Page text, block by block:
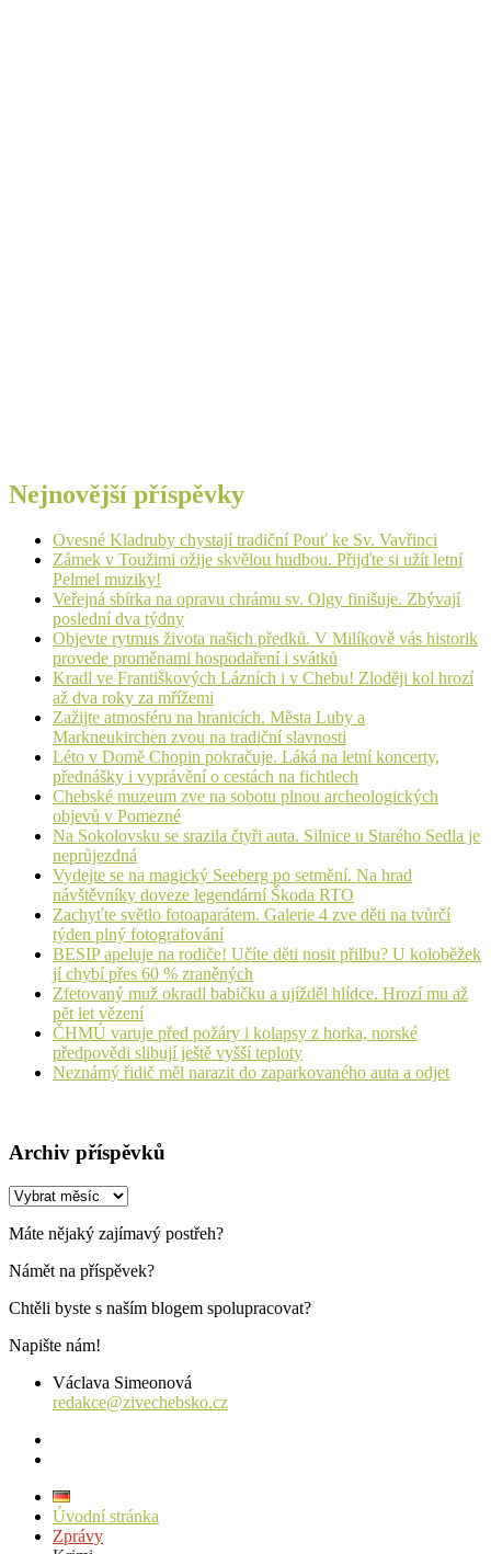
Nejnovější příspěvky
Ovesné Kladruby chystají tradiční Pouť ke Sv. Vavřinci
Zámek v Toužimi ožije skvělou hudbou. Přijďte si užít letní
Pelmel muziky!
Veřejná sbírka na opravu chrámu sv. Olgy finišuje. Zbývají
poslední dva týdny
Objevte rytmus života našich předků. V Milíkově vás historik
provede proměnami hospodaření i svátků
Kradl ve Františkových Lázních i v Chebu! Zloději kol hrozí
až dva roky za mřížemi
Zažijte atmosféru na hranicích. Města Luby a
Markneukirchen zvou na tradiční slavnosti
Léto v Domě Chopin pokračuje. Láká na letní koncerty,
přednášky i vyprávění o cestách na fichtlech
Chebské muzeum zve na sobotu plnou archeologických
objevů v Pomezné
Na Sokolovsku se srazila čtyři auta. Silnice u Starého Sedla je
neprůjezdná
Vydejte se na magický Seeberg po setmění. Na hrad
návštěvníky doveze legendární Škoda RTO
Zachyťte světlo fotoaparátem. Galerie 4 zve děti na tvůrčí
týden plný fotografování
BESIP apeluje na rodiče! Učíte děti nosit přilbu? U koloběžek
jí chybí přes 60 % zraněných
Zfetovaný muž okradl babičku a ujížděl hlídce. Hrozí mu až
pět let vězení
ČHMÚ varuje před požáry i kolapsy z horka, norské
předpovědi slibují ještě vyšší teploty
Neznámý řidič měl narazit do zaparkovaného auta a odjet
Archiv příspěvků
Archiv
Máte nějaký zajímavý postřeh?
Námět na příspěvek?
Chtěli byste s naším blogem spolupracovat?
Napište nám!
Václava Simeonová
redakce@zivechebsko.cz
Úvodní stránka
Zprávy